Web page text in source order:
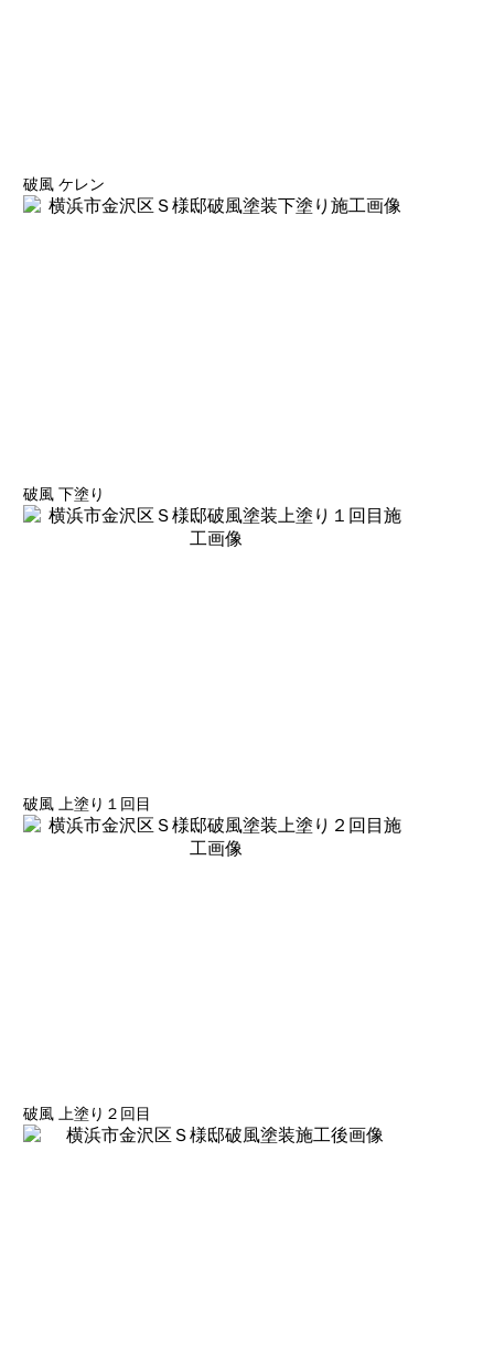
破風 ケレン
破風 下塗り
破風 上塗り１回目
破風 上塗り２回目